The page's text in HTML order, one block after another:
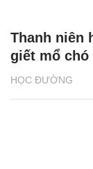
HỌC ĐƯỜNG
Thanh niên
giết mổ chó